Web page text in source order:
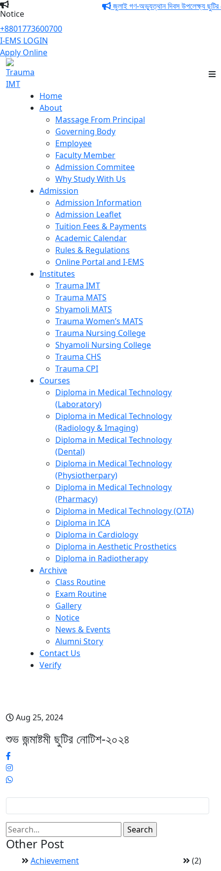
Notice
জুলাই গণ-অভ্যুত্থান দিবস উপলেক্ষ্য ছুটির
+8801773600700
I-EMS LOGIN
Apply Online
Home
About
Massage From Principal
Governing Body
Employee
Faculty Member
Admission Commitee
Why Study With Us
Admission
Admission Information
Admission Leaflet
Tuition Fees & Payments
Academic Calendar
Rules & Regulations
Online Portal and I-EMS
Institutes
Trauma IMT
Trauma MATS
Shyamoli MATS
Trauma Women’s MATS
Trauma Nursing College
Shyamoli Nursing College
Trauma CHS
Trauma CPI
Courses
Diploma in Medical Technology
(Laboratory)
Diploma in Medical Technology
(Radiology & Imaging)
Diploma in Medical Technology
(Dental)
Diploma in Medical Technology
(Physiotherpary)
Diploma in Medical Technology
(Pharmacy)
Diploma in Medical Technology (OTA)
Diploma in ICA
Diploma in Cardiology
Diploma in Aesthetic Prosthetics
Diploma in Radiotherapy
Archive
Class Routine
Exam Routine
Gallery
Notice
News & Events
Alumni Story
Contact Us
Verify
Aug 25, 2024
শুভ জন্মাষ্টমী ছুটির নোটিশ-২০২৪
Other Post
Achievement
(2)